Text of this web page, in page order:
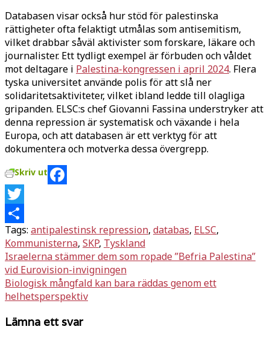
Databasen visar också hur stöd för palestinska
rättigheter ofta felaktigt utmålas som antisemitism,
vilket drabbar såväl aktivister som forskare, läkare och
journalister. Ett tydligt exempel är förbuden och våldet
mot deltagare i Palestina-kongressen i april 2024. Flera
tyska universitet använde polis för att slå ner
solidaritetsaktiviteter, vilket ibland ledde till olagliga
gripanden. ELSC:s chef Giovanni Fassina understryker att
denna repression är systematisk och växande i hela
Europa, och att databasen är ett verktyg för att
dokumentera och motverka dessa övergrepp.
Skriv ut
Facebook
Twitter
Dela
Tags: antipalestinsk repression, databas, ELSC,
Kommunisterna, SKP, Tyskland
Inläggsnavigering
Israelerna stämmer dem som ropade ”Befria Palestina”
vid Eurovision-invigningen
Biologisk mångfald kan bara räddas genom ett
helhetsperspektiv
Lämna ett svar